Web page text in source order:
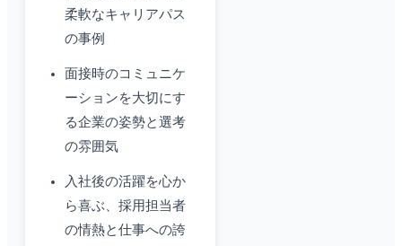
柔軟なキャリアパス
の事例
面接時のコミュニケ
ーションを大切にす
る企業の姿勢と選考
の雰囲気
入社後の活躍を心か
ら喜ぶ、採用担当者
の情熱と仕事への誇